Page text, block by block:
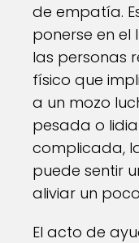
de empatía.
ponerse en
las personas
físico que
a un mozo
pesada o
complicada,
puede sentir
aliviar un
El acto de